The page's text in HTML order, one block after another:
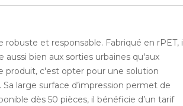
et responsable. Fabriqué en rPET, il
bien aux sorties urbaines qu'aux
produit, c'est opter pour une solution
large surface d’impression permet de
dès 50 pièces, il bénéficie d’un tarif